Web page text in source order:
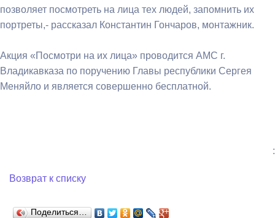
позволяет посмотреть на лица тех людей, запомнить их
портреты,- рассказал Константин Гончаров, монтажник.
Акция «Посмотри на их лица» проводится АМС г.
Владикавказа по поручению Главы республики Сергея
Меняйло и является совершенно бесплатной.
:
Возврат к списку
Поделиться…